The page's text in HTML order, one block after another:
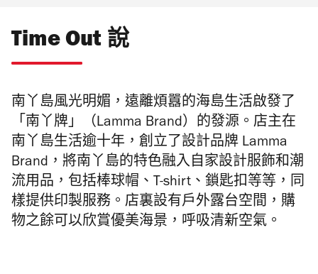
Time Out 說
南丫島風光明媚，遠離煩囂的海島生活啟發了
「南丫牌」（Lamma Brand）的發源。店主在
南丫島生活逾十年，創立了設計品牌 Lamma
Brand，將南丫島的特色融入自家設計服飾和潮
流用品，包括棒球帽、T-shirt、鎖匙扣等等，同
樣提供印製服務。店裏設有戶外露台空間，購
物之餘可以欣賞優美海景，呼吸清新空氣。